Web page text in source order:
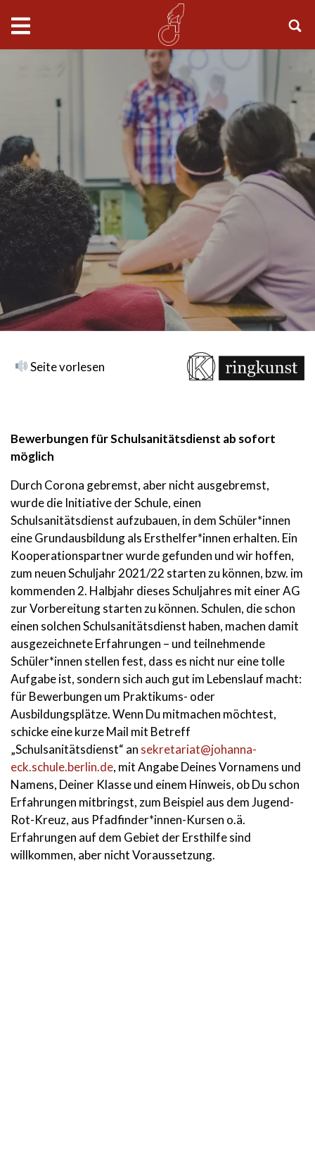
Seite vorlesen
Bewerbungen für Schulsanitätsdienst ab sofort
möglich
Durch Corona gebremst, aber nicht ausgebremst,
wurde die Initiative der Schule, einen
Schulsanitätsdienst aufzubauen, in dem Schüler*innen
eine Grundausbildung als Ersthelfer*innen erhalten. Ein
Kooperationspartner wurde gefunden und wir hoffen,
zum neuen Schuljahr 2021/22 starten zu können, bzw. im
kommenden 2. Halbjahr dieses Schuljahres mit einer AG
zur Vorbereitung starten zu können. Schulen, die schon
einen solchen Schulsanitätsdienst haben, machen damit
ausgezeichnete Erfahrungen – und teilnehmende
Schüler*innen stellen fest, dass es nicht nur eine tolle
Aufgabe ist, sondern sich auch gut im Lebenslauf macht:
für Bewerbungen um Praktikums- oder
Ausbildungsplätze. Wenn Du mitmachen möchtest,
schicke eine kurze Mail mit Betreff
„Schulsanitätsdienst“ an sekretariat@johanna-
eck.schule.berlin.de, mit Angabe Deines Vornamens und
Namens, Deiner Klasse und einem Hinweis, ob Du schon
Erfahrungen mitbringst, zum Beispiel aus dem Jugend-
Rot-Kreuz, aus Pfadfinder*innen-Kursen o.ä.
Erfahrungen auf dem Gebiet der Ersthilfe sind
willkommen, aber nicht Voraussetzung.